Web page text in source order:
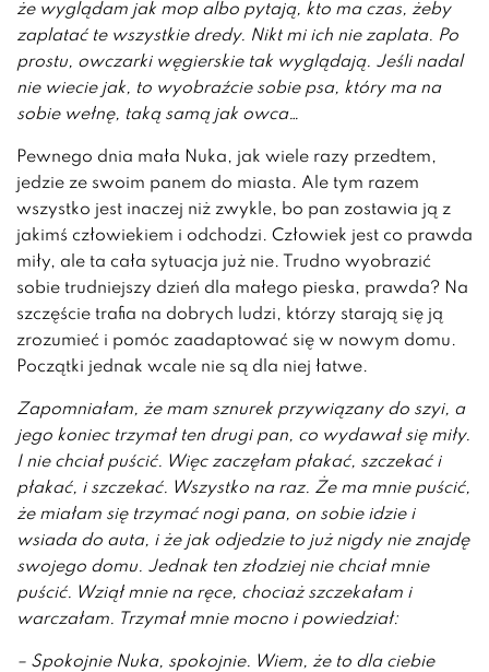
że wyglądam jak mop albo pytają, kto ma czas, żeby
zaplatać te wszystkie dredy. Nikt mi ich nie zaplata. Po
prostu, owczarki węgierskie tak wyglądają. Jeśli nadal
nie wiecie jak, to wyobraźcie sobie psa, który ma na
sobie wełnę, taką samą jak owca…
Pewnego dnia mała Nuka, jak wiele razy przedtem,
jedzie ze swoim panem do miasta. Ale tym razem
wszystko jest inaczej niż zwykle, bo pan zostawia ją z
jakimś człowiekiem i odchodzi. Człowiek jest co prawda
miły, ale ta cała sytuacja już nie. Trudno wyobrazić
sobie trudniejszy dzień dla małego pieska, prawda? Na
szczęście trafia na dobrych ludzi, którzy starają się ją
zrozumieć i pomóc zaadaptować się w nowym domu.
Początki jednak wcale nie są dla niej łatwe.
Zapomniałam, że mam sznurek przywiązany do szyi, a
jego koniec trzymał ten drugi pan, co wydawał się miły.
I nie chciał puścić. Więc zaczęłam płakać, szczekać i
płakać, i szczekać. Wszystko na raz. Że ma mnie puścić,
że miałam się trzymać nogi pana, on sobie idzie i
wsiada do auta, i że jak odjedzie to już nigdy nie znajdę
swojego domu. Jednak ten złodziej nie chciał mnie
puścić. Wziął mnie na ręce, chociaż szczekałam i
warczałam. Trzymał mnie mocno i powiedział:
– Spokojnie Nuka, spokojnie. Wiem, że to dla ciebie